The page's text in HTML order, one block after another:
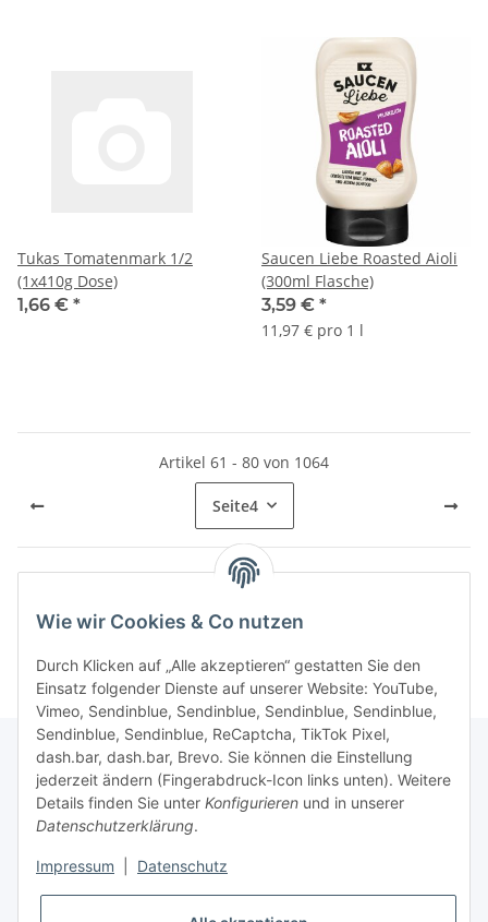
Tukas Tomatenmark 1/2
(1x410g Dose)
1,66 € *
Saucen Liebe Roasted Aioli
(300ml Flasche)
3,59 € *
11,97 € pro 1 l
Artikel 61 - 80 von 1064
Seite4
Kategorien
Informationen
Gesetzliche Informationen
Wie wir Cookies & Co nutzen
Durch Klicken auf „Alle akzeptieren“ gestatten Sie den
Einsatz folgender Dienste auf unserer Website: YouTube,
Vimeo, Sendinblue, Sendinblue, Sendinblue, Sendinblue,
Sendinblue, Sendinblue, ReCaptcha, TikTok Pixel,
dash.bar, dash.bar, Brevo. Sie können die Einstellung
jederzeit ändern (Fingerabdruck-Icon links unten). Weitere
Details finden Sie unter Konfigurieren und in unserer
Datenschutzerklärung.
Impressum Datenschutz